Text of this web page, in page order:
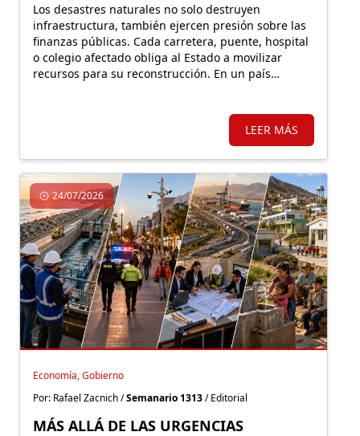
Los desastres naturales no solo destruyen
infraestructura, también ejercen presión sobre las
finanzas públicas. Cada carretera, puente, hospital
o colegio afectado obliga al Estado a movilizar
recursos para su reconstrucción. En un país
LEER MÁS
24/07/2026
Economía, Gobierno
Por: Rafael Zacnich /Semanario 1313/ Editorial
MÁS ALLÁ DE LAS URGENCIAS